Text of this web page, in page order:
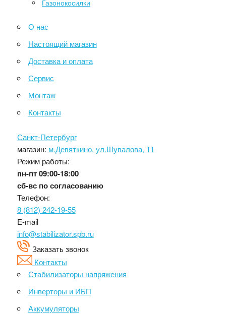
Газонокосилки
О нас
Настоящий магазин
Доставка и оплата
Сервис
Монтаж
Контакты
Санкт-Петербург
магазин: м.Девяткино, ул.Шувалова, 11
Режим работы:
пн-пт09:00-18:00
сб-вс по согласованию
Телефон:
8 (812) 242-19-55
E-mail
info@stabilizator.spb.ru
Заказать звонок
Контакты
Стабилизаторы напряжения
Инверторы и ИБП
Аккумуляторы